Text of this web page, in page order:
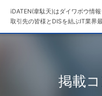
iDATEN(韋駄天)はダイワボウ情報
取引先の皆様とDISを結ぶIT業界
掲載